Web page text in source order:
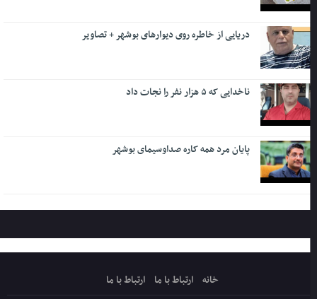
دریایی از خاطره روی دیوارهای بوشهر + تصاویر
ناخدایی که ۵ هزار نفر را نجات داد
پایان مرد همه کاره صداوسیمای بوشهر
خانه ارتباط با ما ارتباط با ما